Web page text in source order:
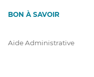
BON À SAVOIR
Aide Administrative